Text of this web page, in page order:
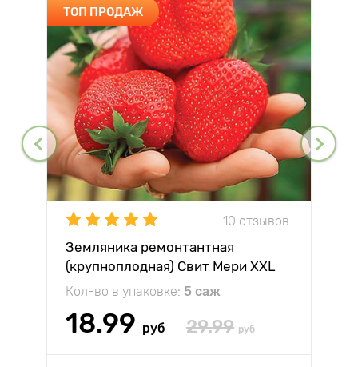
ТОП ПРОДАЖ
10 отзывов
Земляника ремонтантная
(крупноплодная) Свит Мери XXL
Кол-во в упаковке: 5 саж
18.99 руб 29.99 руб